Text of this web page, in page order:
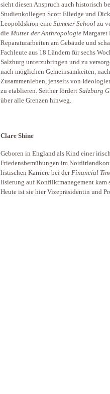
sieht diesen Anspruch auch historisch
Studienkollegen Scott Elledge und
Leopoldskron eine Summer School zu
die Mutter der Anthropologie Margaret
Reparaturarbeiten am Gebäude und
Fachleute aus 18 Ländern für sechs
Salzburg unterzubringen und zu
nach möglichen Gemeinsamkeiten,
Zusammenleben, jenseits von
zu etablieren. Seither fördert Salzburg
über alle Grenzen hinweg.
Clare Shine
Geboren in England als Kind einer
Friedensbemühungen im
listischen Karriere bei derFinancial
lisierung auf Konfliktmanagement kam
Heute ist sie hier Vizepräsidentin und